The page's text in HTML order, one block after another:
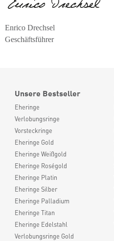
Enrico Drechsel
Geschäftsführer
Unsere Bestseller
Eheringe
Verlobungsringe
Vorsteckringe
Eheringe Gold
Eheringe Weißgold
Eheringe Roségold
Eheringe Platin
Eheringe Silber
Eheringe Palladium
Eheringe Titan
Eheringe Edelstahl
Verlobungsringe Gold